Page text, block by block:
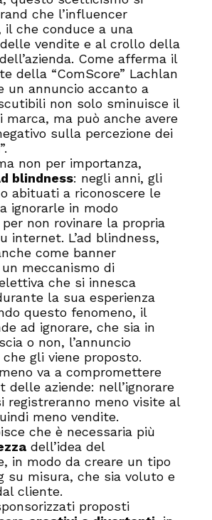
che l’influencer
il che conduce a una
vendite e al crollo della
Come afferma il
della “ComScore” Lachlan
un annuncio accanto a
non solo sminuisce il
marca, ma può anche avere
sulla percezione dei
non per importanza,
blindness: negli anni, gli
abituati a riconoscere le
ignorarle in modo
non rovinare la propria
internet. L’ad blindness,
come banner
meccanismo di
che si innesca
la sua esperienza
questo fenomeno, il
ad ignorare, che sia in
o non, l’annuncio
gli viene proposto.
va a compromettere
delle aziende: nell’ignorare
registreranno meno visite al
meno vendite.
che è necessaria più
dell’idea del
in modo da creare un tipo
su misura, che sia voluto e
cliente.
proposti